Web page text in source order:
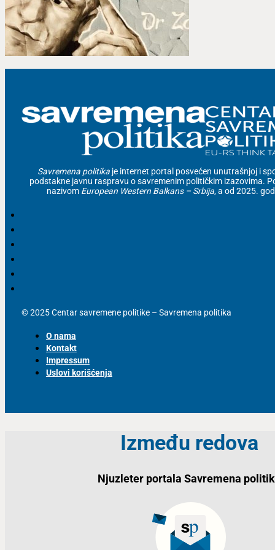
Savremena politika je internet portal posvećen unutrašnjoj i
podstakne javnu raspravu o savremenim političkim izazovima.
nazivom European Western Balkans – Srbija, a od 2025.
© 2025 Centar savremene politike – Savremena politika
O nama
Kontakt
Impressum
Uslovi korišćenja
Između redova
Njuzleter portala Savremena